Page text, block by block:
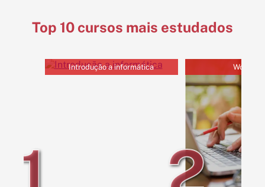
Top 10 cursos mais estudados
Introdução a informática Word